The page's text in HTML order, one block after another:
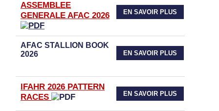
ASSEMBLEE
GENERALE AFAC 2026
EN SAVOIR PLUS
AFAC STALLION BOOK
2026
EN SAVOIR PLUS
IFAHR 2026 PATTERN
RACES
EN SAVOIR PLUS